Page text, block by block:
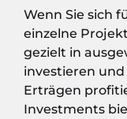
Wenn Sie sich
einzelne
gezielt in
investieren
Erträgen
Investments